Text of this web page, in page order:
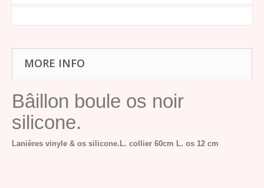
MORE INFO
Bâillon boule os noir
silicone.
Lanières vinyle & os silicone. L. collier 60cm L. os 12 cm